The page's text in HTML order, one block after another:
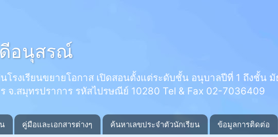
ดีอนุสรณ์
โรงเรียนขยายโอกาส เปิดสอนตั้งแต่ระดับชั้น อนุบาลปีที่ 1 ถึงชั้น
จ.สมุทรปราการ รหัสไปรษณีย์ 10280 Tel & Fax 02-7036409
คู่มือและเอกสารต่างๆ ค้นหาเลขประจำตัวนักเรียน ข้อมูลการติดต่อ